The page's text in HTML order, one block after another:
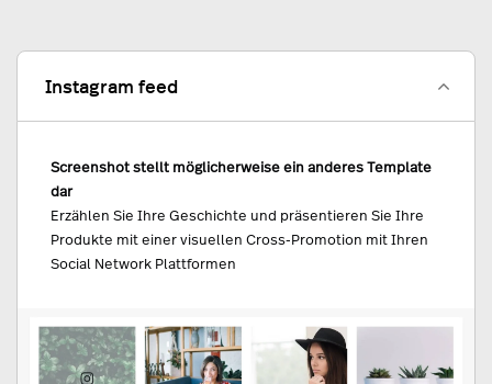
Instagram feed
Screenshot stellt möglicherweise ein anderes Template
dar
Erzählen Sie Ihre Geschichte und präsentieren Sie Ihre
Produkte mit einer visuellen Cross-Promotion mit Ihren
Social Network Plattformen